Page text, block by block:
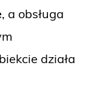
, a obsługa
działa